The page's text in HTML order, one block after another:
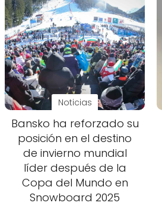
Noticias
Bansko ha reforzado su
posición en el destino
de invierno mundial
líder después de la
Copa del Mundo en
Snowboard 2025